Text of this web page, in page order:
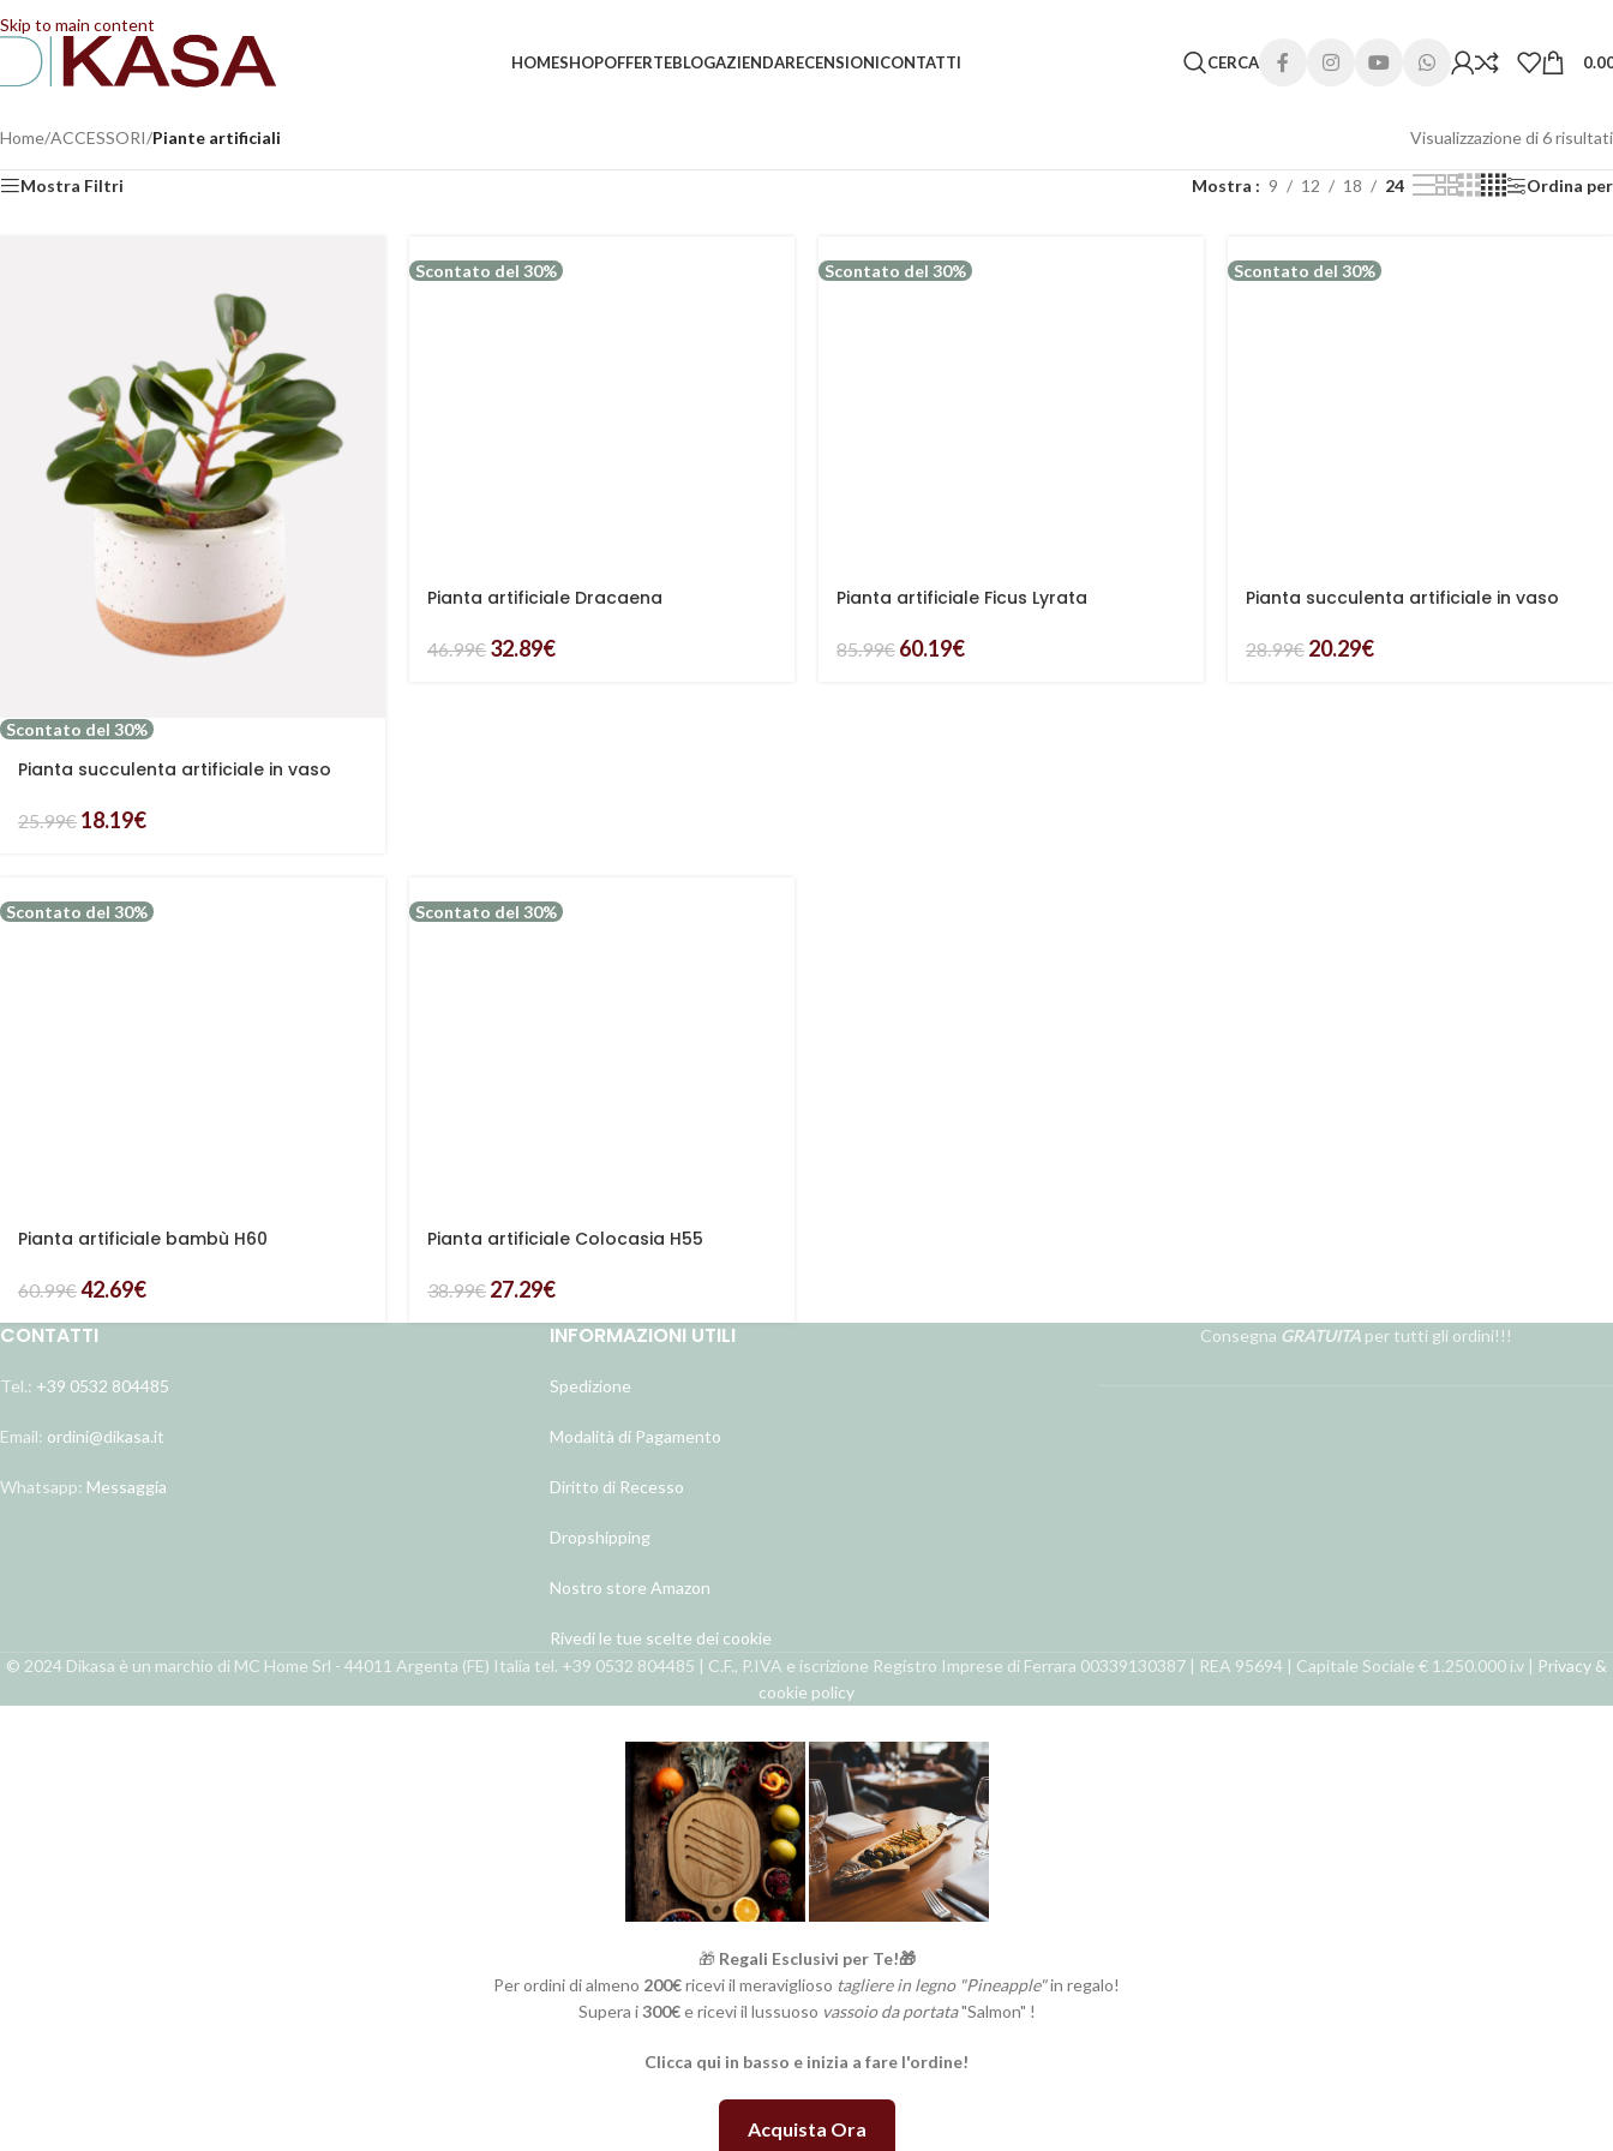
Skip to main content
HOMESHOPOFFERTEBLOGAZIENDARECENSIONICONTATTI CERCA
Home/ACCESSORI/Piante artificiali Visualizzazione di 6 risultati
Mostra Filtri Mostra 9 12 18 24 Ordina per
Scontato del 30%
Pianta succulenta artificiale in vaso
25.99€ 18.19€
Scontato del 30%
Pianta artificiale Dracaena
46.99€ 32.89€
Scontato del 30%
Pianta artificiale Ficus Lyrata
85.99€ 60.19€
Scontato del 30%
Pianta succulenta artificiale in vaso
28.99€ 20.29€
Scontato del 30%
Pianta artificiale bambù H60
60.99€42.69€
Scontato del 30%
Pianta artificiale Colocasia H55
38.99€ 27.29€
CONTATTI
Tel.: +39 0532 804485
Email: ordini@dikasa.it
Whatsapp: Messaggia
INFORMAZIONI UTILI
Spedizione
Modalità di Pagamento
Diritto di Recesso
Dropshipping
Nostro store Amazon
Rivedi le tue scelte dei cookie
Consegna GRATUITA per tutti gli ordini!!!
© 2024 Dikasa è un marchio di MC Home Srl - 44011 Argenta (FE) Italia tel. +39 0532 804485 | C.F., P.IVA e iscrizione Registro Imprese di Ferrara 00339130387 | REA 95694 | Capitale Sociale € 1.250.000 i.v | Privacy &
cookie policy
🎁 Regali Esclusivi per Te!🎁
Per ordini di almeno 200€ricevi il meraviglioso tagliere in legno "Pineapple"in regalo!
Supera i300€e ricevi il lussuoso vassoio da portata"Salmon" !
Clicca qui in basso e inizia a fare l'ordine!
Acquista Ora